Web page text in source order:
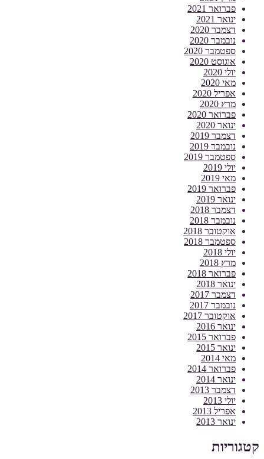
פברואר 2021
ינואר 2021
דצמבר 2020
נובמבר 2020
ספטמבר 2020
אוגוסט 2020
יולי 2020
מאי 2020
אפריל 2020
מרץ 2020
פברואר 2020
ינואר 2020
דצמבר 2019
נובמבר 2019
ספטמבר 2019
יולי 2019
מאי 2019
פברואר 2019
ינואר 2019
דצמבר 2018
נובמבר 2018
אוקטובר 2018
ספטמבר 2018
יולי 2018
מרץ 2018
פברואר 2018
ינואר 2018
דצמבר 2017
נובמבר 2017
אוקטובר 2017
ינואר 2016
פברואר 2015
ינואר 2015
מאי 2014
פברואר 2014
ינואר 2014
דצמבר 2013
יולי 2013
אפריל 2013
ינואר 2013
קטגוריות